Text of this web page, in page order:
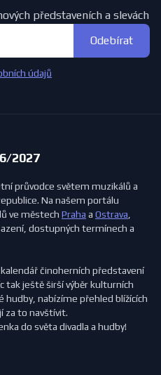
představeních a slevách
Odebírat
údajů
2027
průvodce světem muzikálů a
Na našem portálu
ve městech Praha a Ostrava
dostupných termínech a
činoherních představení
tak ještě širší výběr kulturních
hudby, nabízíme přehled blížících
za to navštívit.
do světa divadla a hudby!